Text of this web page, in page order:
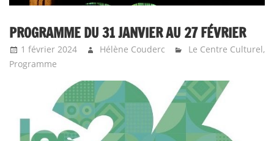
PROGRAMME DU 31 JANVIER AU 27 FÉVRIER
1 février 2024 Hélène Couderc Le Centre Culturel,
Programme